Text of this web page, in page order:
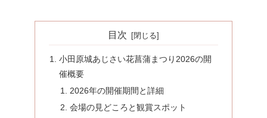
目次
小田原城あじさい花菖蒲まつり2026の開
催概要
2026年の開催期間と詳細
会場の見どころと観賞スポット